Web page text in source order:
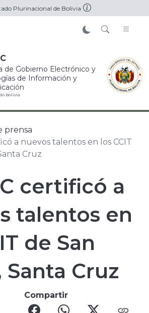
Plurinacional de Bolivia
de Gobierno Electrónico y
de Información y
Bolivia
prensa
a nuevos talentos en los CCIT
Cruz
certificó a
talentos en
de San
Santa Cruz
Compartir